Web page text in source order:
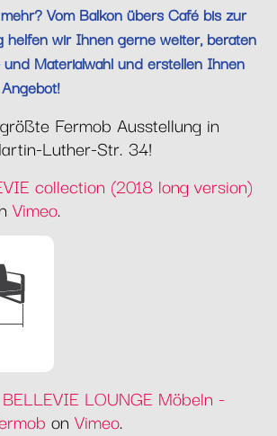
Vom Balkon übers Café bis zur
helfen wir Ihnen gerne weiter, beraten
Materialwahl und erstellen Ihnen
Fermob Ausstellung in
Luther-Str. 34!
collection (2018 long version)
Vimeo.
LOUNGE Möbeln -
on Vimeo.